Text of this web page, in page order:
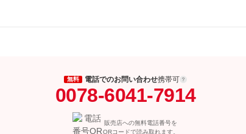
無料 電話でのお問い合わせ携帯可
0078-6041-7914
販売店への無料電話番号を
QRコードで読み取れます。